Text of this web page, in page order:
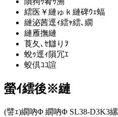
繧医￥縺ゅｋ縺碑ｳｪ蝠
縺泌茜逕ｨ繧ｬ繧､繝
縺雁撫縺
莨夂､ｾ讎りｦ
蛻ｩ逕ｨ隕冗ｴ
蛟倶ｺｺ諠
螢ｲ繧後※縺
(譬ｪ)繝吶Φ 繝吶Φ SL38-D3K3縲